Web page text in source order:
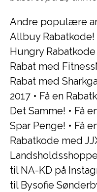
Andre populære
Allbuy Rabatkode!
Hungry
Rabat med
Rabat med
2017 • Få en
Det Samme! • Få
Spar Penge! • Få
Rabatkode med
til NA-KD på
til Bysofie